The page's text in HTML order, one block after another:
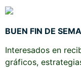
BUEN FIN DE
Interesados en
gráficos,